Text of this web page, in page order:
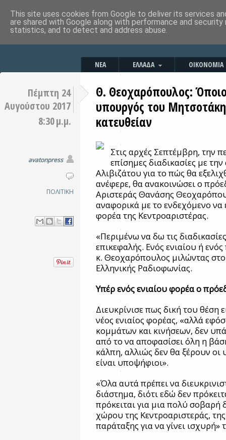
ΝΕΑ ΕΛΛΑΔΑ ΟΙΚΟΝΟΜΙΑ
Πέμπτη 24
Αυγούστου 2017
8:30 μ.μ.
avatonpress
ΠΟΛΙΤΙΚΗ
Θ. Θεοχαρόπουλος:
υπουργός του
κατευθείαν
Στις αρχές Σεπτέμβρη, την
επίσημες διαδικασίες με
Αλιβιζάτου για το πώς θα
ανέφερε, θα ανακοινώσει ο
Αριστεράς Θανάσης
αναφορικά με το ενδεχόμενο να
φορέα της Κεντροαριστέρας.
«Περιμένω να δω τις
επικεφαλής. Ενός ενιαίου ή
κ. Θεοχαρόπουλος μιλώντας
Ελληνικής Ραδιοφωνίας.
Υπέρ ενός ενιαίου φορέα ο
Διευκρίνισε πως δική του θέση
νέος ενιαίος φορέας, «αλλά
κομμάτων και κινήσεων, δεν
από το να αποφασίσει όλη η
κάλπη, αλλιώς δεν θα ξέρουν
είναι υποψήφιοι».
«Όλα αυτά πρέπει να
διάστημα, διότι εδώ δεν
πρόκειται για μια πολύ σοβαρή
χώρου της Κεντροαριστεράς,
παράταξης για να γίνει ισχυρή»
This site uses cookies from Google to deliver its services
are shared with Google along with performance and
statistics, and to detect and address abuse.